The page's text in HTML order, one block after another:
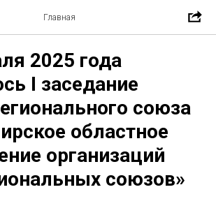
Главная
2025 года
I заседание
союза
областное
организаций
союзов»